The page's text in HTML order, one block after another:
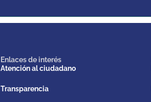
Enlaces de interés
Atención al ciudadano
Transparencia